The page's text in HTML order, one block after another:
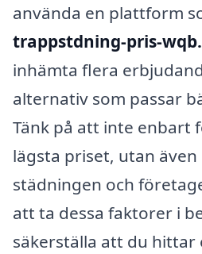
använda en plattform
trappstdning-pris-
inhämta flera
alternativ som passar
Tänk på att inte enbart
lägsta priset, utan
städningen och
att ta dessa faktorer i
säkerställa att du hittar